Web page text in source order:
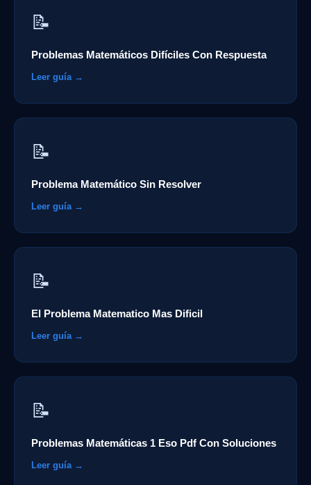
📝
Problemas Matemáticos Difíciles Con Respuesta
Leer guía →
📝
Problema Matemático Sin Resolver
Leer guía →
📝
El Problema Matematico Mas Dificil
Leer guía →
📝
Problemas Matemáticas 1 Eso Pdf Con Soluciones
Leer guía →